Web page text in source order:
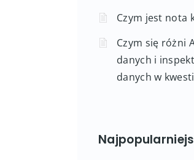
Czym jest nota
Czym się różni
danych i
danych w